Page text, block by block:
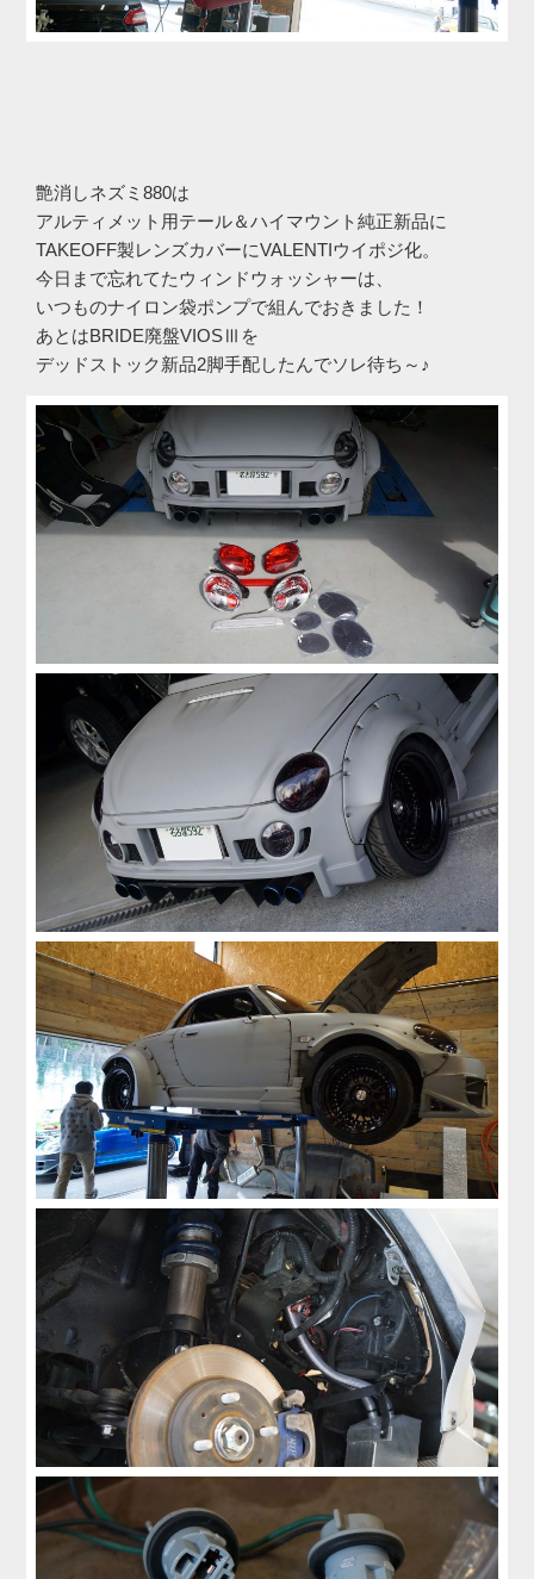
艶消しネズミ880は
アルティメット用テール＆ハイマウント純正新品に
TAKEOFF製レンズカバーにVALENTIウイポジ化。
今日まで忘れてたウィンドウォッシャーは、
いつものナイロン袋ポンプで組んでおきました！
あとはBRIDE廃盤VIOSⅢを
デッドストック新品2脚手配したんでソレ待ち～♪